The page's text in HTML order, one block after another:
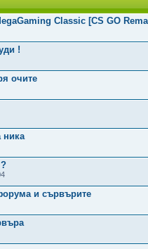
Classic [CS GO
!
очите
ника
и сървърите